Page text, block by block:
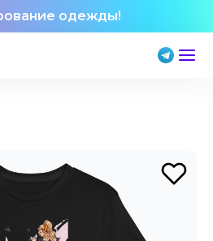
одежды!